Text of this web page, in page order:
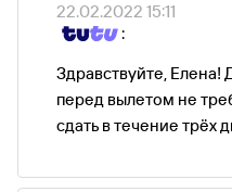
22.02.2022 15:11
:
Здравствуйте,
перед вылетом не
сдать в течение трёх